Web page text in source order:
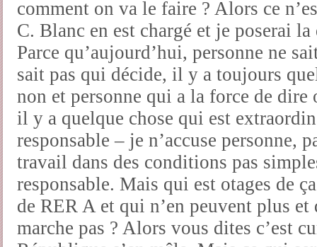
comment on va le faire ? Alors ce
C. Blanc en est chargé et je poserai
Parce qu’aujourd’hui, personne ne
sait pas qui décide, il y a toujours
non et personne qui a la force de
il y a quelque chose qui est
responsable – je n’accuse personne,
travail dans des conditions pas
responsable. Mais qui est otages de
de RER A et qui n’en peuvent plus
marche pas ? Alors vous dites c’est